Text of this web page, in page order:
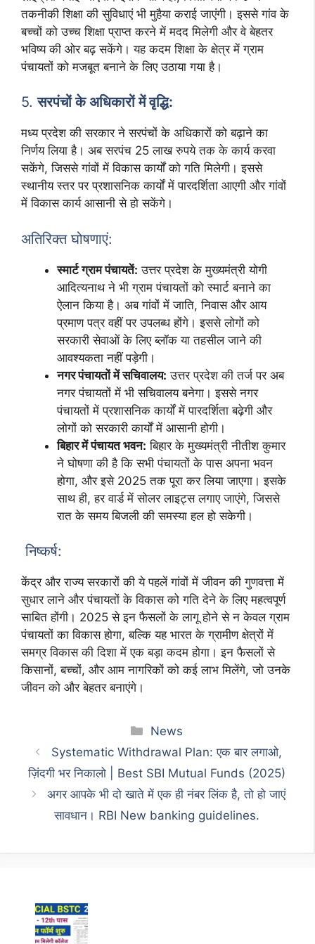
तकनीकी शिक्षा की सुविधाएं भी मुहैया कराई जाएंगी। इससे गांव के
बच्चों को उच्च शिक्षा प्राप्त करने में मदद मिलेगी और वे बेहतर
भविष्य की ओर बढ़ सकेंगे। यह कदम शिक्षा के क्षेत्र में ग्राम
पंचायतों को मजबूत बनाने के लिए उठाया गया है।
5.सरपंचों के अधिकारों में वृद्धि:
मध्य प्रदेश की सरकार ने सरपंचों के अधिकारों को बढ़ाने का
निर्णय लिया है। अब सरपंच 25 लाख रुपये तक के कार्य करवा
सकेंगे, जिससे गांवों में विकास कार्यों को गति मिलेगी। इससे
स्थानीय स्तर पर प्रशासनिक कार्यों में पारदर्शिता आएगी और गांवों
में विकास कार्य आसानी से हो सकेंगे।
अतिरिक्त घोषणाएं:
स्मार्ट ग्राम पंचायतें: उत्तर प्रदेश के मुख्यमंत्री योगी
आदित्यनाथ ने भी ग्राम पंचायतों को स्मार्ट बनाने का
ऐलान किया है। अब गांवों में जाति, निवास और आय
प्रमाण पत्र वहीं पर उपलब्ध होंगे। इससे लोगों को
सरकारी सेवाओं के लिए ब्लॉक या तहसील जाने की
आवश्यकता नहीं पड़ेगी।
नगर पंचायतों में सचिवालय: उत्तर प्रदेश की तर्ज पर अब
नगर पंचायतों में भी सचिवालय बनेगा। इससे नगर
पंचायतों में प्रशासनिक कार्यों में पारदर्शिता बढ़ेगी और
लोगों को सरकारी कार्यों में आसानी होगी।
बिहार में पंचायत भवन: बिहार के मुख्यमंत्री नीतीश कुमार
ने घोषणा की है कि सभी पंचायतों के पास अपना भवन
होगा, और इसे 2025 तक पूरा कर लिया जाएगा। इसके
साथ ही, हर वार्ड में सोलर लाइट्स लगाए जाएंगे, जिससे
रात के समय बिजली की समस्या हल हो सकेगी।
निष्कर्ष:
केंद्र और राज्य सरकारों की ये पहलें गांवों में जीवन की गुणवत्ता में
सुधार लाने और पंचायतों के विकास को गति देने के लिए महत्वपूर्ण
साबित होंगी। 2025 से इन फैसलों के लागू होने से न केवल ग्राम
पंचायतों का विकास होगा, बल्कि यह भारत के ग्रामीण क्षेत्रों में
समग्र विकास की दिशा में एक बड़ा कदम होगा। इन फैसलों से
किसानों, बच्चों, और आम नागरिकों को कई लाभ मिलेंगे, जो उनके
जीवन को और बेहतर बनाएंगे।
Categories
News
Systematic Withdrawal Plan: एक बार लगाओ,
ज़िंदगी भर निकालो | Best SBI Mutual Funds (2025)
अगर आपके भी दो खाते में एक ही नंबर लिंक है, तो हो जाएं
सावधान। RBI New banking guidelines.